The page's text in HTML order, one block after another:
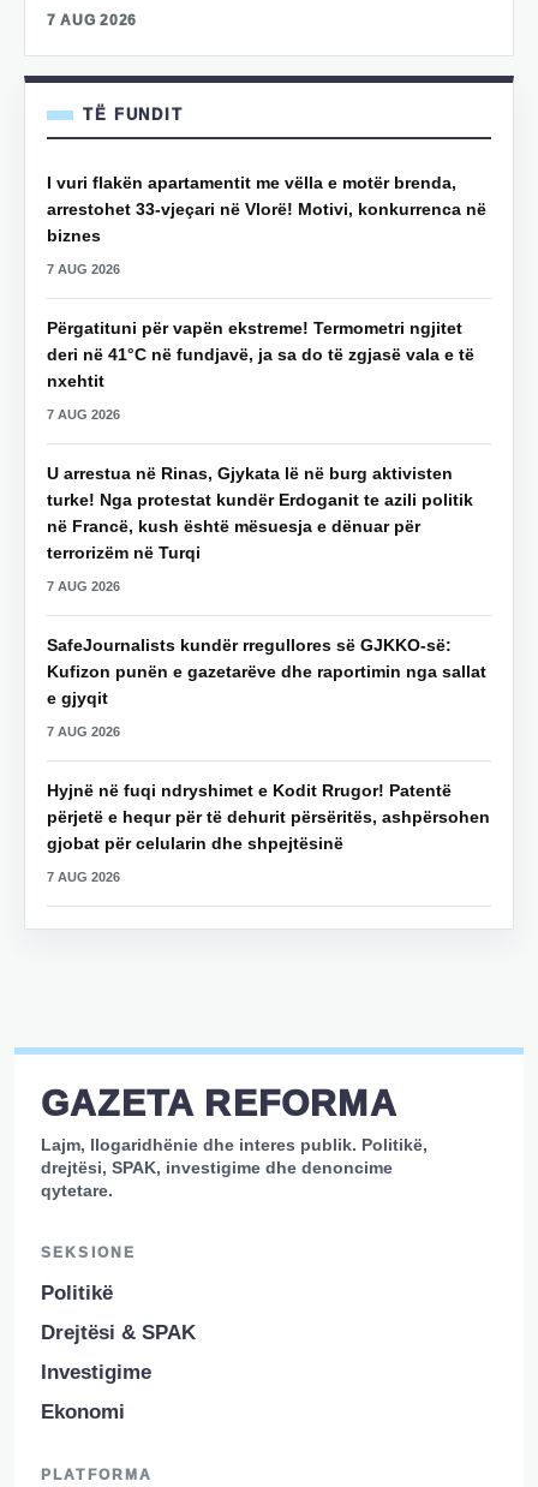
7 AUG 2026
TË FUNDIT
I vuri flakën apartamentit me vëlla e motër brenda,
arrestohet 33-vjeçari në Vlorë! Motivi, konkurrenca në
biznes
7 AUG 2026
Përgatituni për vapën ekstreme! Termometri ngjitet
deri në 41°C në fundjavë, ja sa do të zgjasë vala e të
nxehtit
7 AUG 2026
U arrestua në Rinas, Gjykata lë në burg aktivisten
turke! Nga protestat kundër Erdoganit te azili politik
në Francë, kush është mësuesja e dënuar për
terrorizëm në Turqi
7 AUG 2026
SafeJournalists kundër rregullores së GJKKO-së:
Kufizon punën e gazetarëve dhe raportimin nga sallat
e gjyqit
7 AUG 2026
Hyjnë në fuqi ndryshimet e Kodit Rrugor! Patentë
përjetë e hequr për të dehurit përsëritës, ashpërsohen
gjobat për celularin dhe shpejtësinë
7 AUG 2026
GAZETA REFORMA
Lajm, llogaridhënie dhe interes publik. Politikë,
drejtësi, SPAK, investigime dhe denoncime
qytetare.
SEKSIONE
Politikë
Drejtësi & SPAK
Investigime
Ekonomi
PLATFORMA